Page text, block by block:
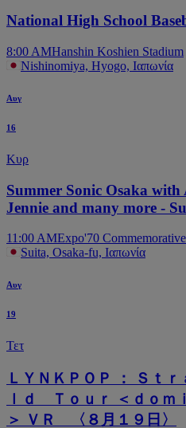
National High School
8:00 AMHanshin Koshien Stadium
Nishinomiya, Hyogo, Ιαπωνία
Αυγ
16
Κυρ
Summer Sonic Osaka
Jennie and many more -
11:00 AMExpo'70
Suita, Osaka-fu, Ιαπωνία
Αυγ
19
Τετ
ＬＹＮＫＰＯＰ ： Ｓｔ
ｌｄ Ｔｏｕｒ ＜ｄｏｍ
＞ ＶＲ 〈８月１９日〉